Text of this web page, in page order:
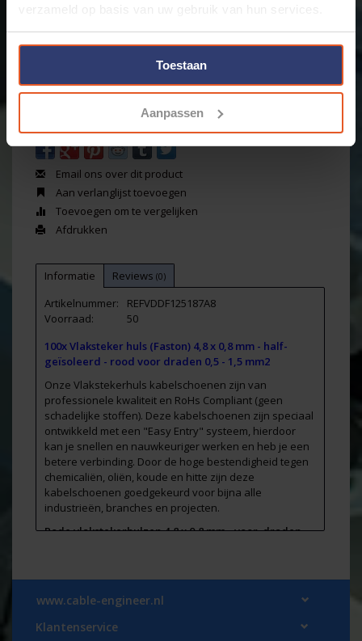
verzameld op basis van uw gebruik van hun services.
Toestaan
Aanpassen
dezelfde dag verstuurd.
Merk: Cable-Engineer
+
Email ons over dit product
Aan verlanglijst toevoegen
Toevoegen om te vergelijken
Afdrukken
Informatie Reviews (0)
Artikelnummer:
REFVDDF125187A8
Voorraad:
50
100x Vlaksteker huls (Faston) 4,8 x 0,8 mm - half-
geïsoleerd - rood voor draden 0,5 - 1,5 mm2
Onze Vlakstekerhuls kabelschoenen zijn van
professionele kwaliteit en RoHs Compliant (geen
schadelijke stoffen). Deze kabelschoenen zijn speciaal
ontwikkeld met een "Easy Entry" systeem, hierdoor
kan je snellen en nauwkeuriger werken en heb je een
betere verbinding. Door de hoge bestendigheid tegen
chemicaliën, oliën, koude en hitte zijn deze
kabelschoenen goedgekeurd voor bijna alle
industrieën, branches en projecten.
Rode vlakstekerhulzen 4,8 x 0,8 mm - voor draden
www.cable-engineer.nl
Klantenservice